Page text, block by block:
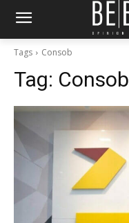
Tags Consob
Tag: Consob